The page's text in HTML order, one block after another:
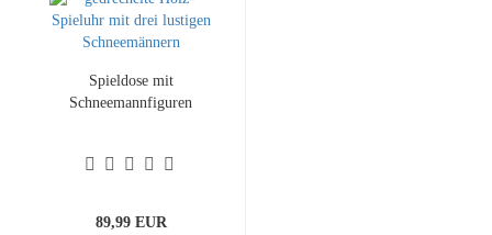
Spieldose mit
Schneemannfiguren
89,99 EUR